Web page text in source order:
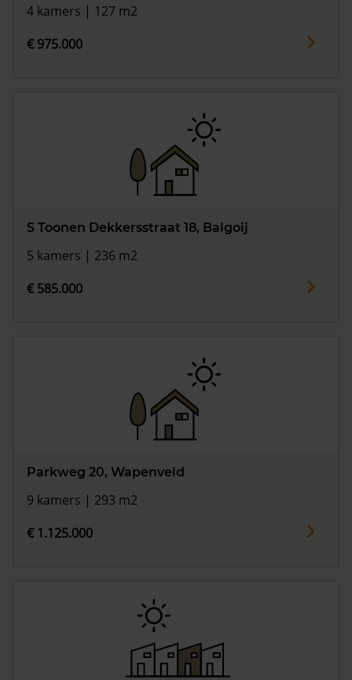
4 kamers | 127 m2
€ 975.000
S Toonen Dekkersstraat 18, Balgoij
5 kamers | 236 m2
€ 585.000
Parkweg 20, Wapenveld
9 kamers | 293 m2
€ 1.125.000